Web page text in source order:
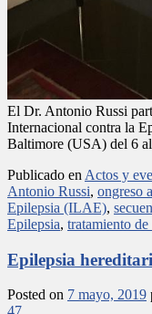
El Dr. Antonio Russi
Internacional contra la
Baltimore (USA) del 6
Publicado en Actos y
Antonio Russi, ongreso
Epilepsia (ILAE),
Epilepsia, tratamiento de
Epilepsia
Posted on 7 mayo, 2019